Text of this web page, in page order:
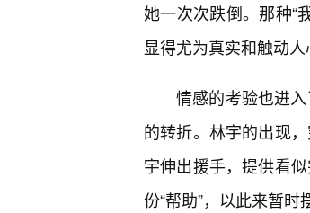
她一次次跌倒。那种“
显得尤为真实和触动人
情感的考验也进
的转折。林宇的出现
宇伸出援手，提供看
份“帮助”，以此来暂